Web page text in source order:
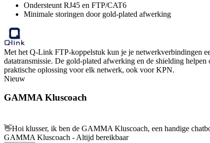
Ondersteunt RJ45 en FTP/CAT6
Minimale storingen door gold-plated afwerking
Met het Q-Link FTP-koppelstuk kun je je netwerkverbindingen
datatransmissie. De gold-plated afwerking en de shielding
praktische oplossing voor elk netwerk, ook voor KPN.
Nieuw
GAMMA Kluscoach
👋Hoi klusser, ik ben de GAMMA Kluscoach, een handige
GAMMA Kluscoach - Altijd bereikbaar